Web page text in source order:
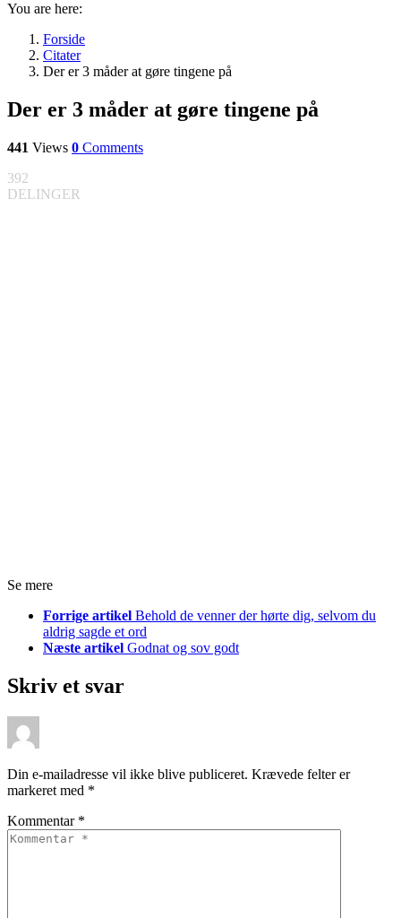
You are here:
Forside
Citater
Der er 3 måder at gøre tingene på
Der er 3 måder at gøre tingene på
441 Views 0 Comments
392
DELINGER
Se mere
Forrige artikel Behold de venner der hørte dig, selvom du
aldrig sagde et ord
Næste artikel Godnat og sov godt
Skriv et svar
Din e-mailadresse vil ikke blive publiceret. Krævede felter er
markeret med *
Kommentar *